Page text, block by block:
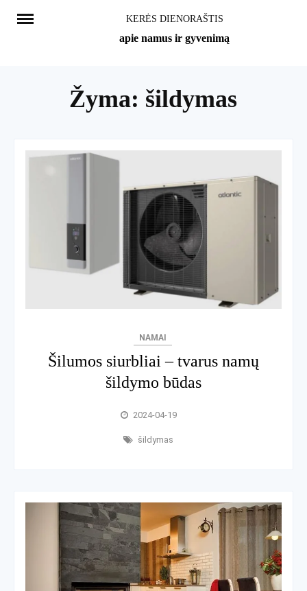
KERĖS DIENORAŠTIS
apie namus ir gyvenimą
Žyma: šildymas
NAMAI
Šilumos siurbliai – tvarus namų
šildymo būdas
2024-04-19
šildymas